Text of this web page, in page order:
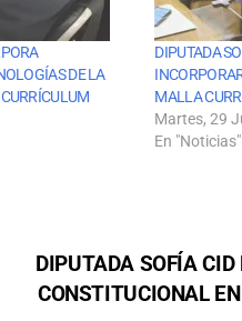
DE LA
DIPUTADA
MALLA
Martes, 29
En "Noticias"
DIPUTADA SOFÍA
CONSTITUCIONAL